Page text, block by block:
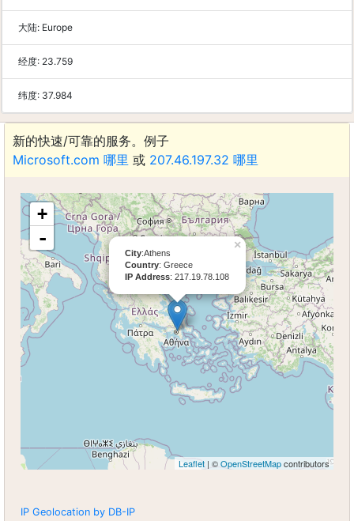
大陆: Europe
经度: 23.759
纬度: 37.984
新的快速/可靠的服务。例子
Microsoft.com 哪里 或 207.46.197.32 哪里
×
City:Athens
Country: Greece
IP Address: 217.19.78.108
+
-
Leaflet | ©OpenStreetMapcontributors
IP Geolocation by DB-IP